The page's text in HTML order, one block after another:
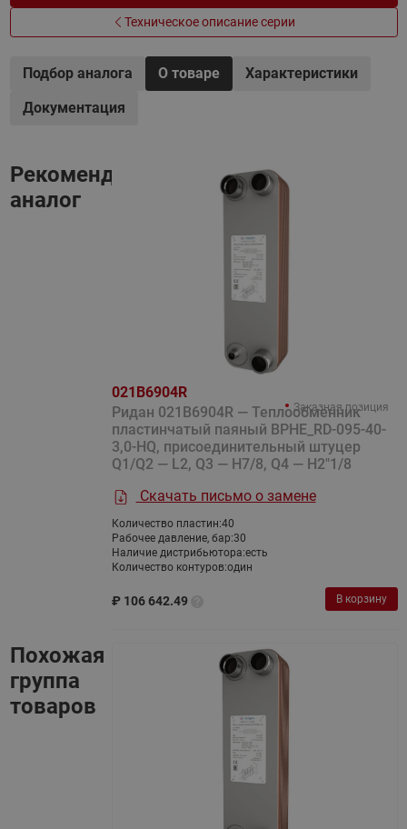
Техническое описание серии
Подбор аналога О товаре
Характеристики
Документация
Рекомендованный
аналог
021B6904R
Ридан 021B6904R — Теплообменник
пластинчатый паяный BPHE_RD-095-40-
3,0-HQ, присоединительный штуцер
Q1/Q2 — L2, Q3 — H7/8, Q4 — H2"1/8
Скачать письмо о замене
Количество пластин:40
Рабочее давление, бар:30
Наличие дистрибьютора:есть
Количество контуров:один
₽ 106 642.49
Заказная позиция
В корзину
Похожая
группа
товаров